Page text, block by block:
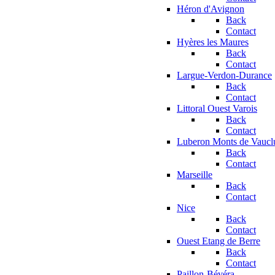
Héron d'Avignon
Back
Contact
Hyères les Maures
Back
Contact
Largue-Verdon-Durance
Back
Contact
Littoral Ouest Varois
Back
Contact
Luberon Monts de
Back
Contact
Marseille
Back
Contact
Nice
Back
Contact
Ouest Etang de Berre
Back
Contact